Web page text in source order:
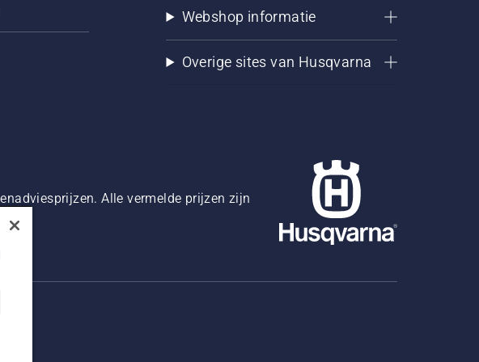
Webshop informatie
Overige sites van Husqvarna
Alle vermelde prijzen zijn